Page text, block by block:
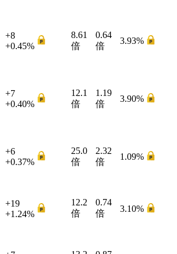
+8
+0.45%
8.61
倍
0.64
倍
3.93%
+7
+0.40%
12.1
倍
1.19
倍
3.90%
+6
+0.37%
25.0
倍
2.32
倍
1.09%
+19
+1.24%
12.2
倍
0.74
倍
3.10%